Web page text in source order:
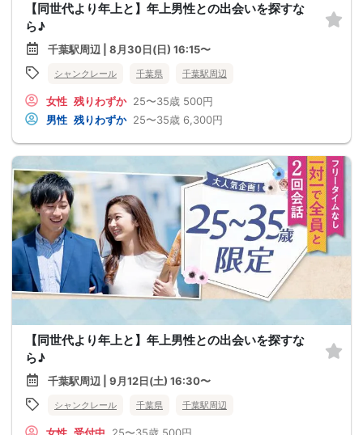
【同世代より年上と】年上男性との出会いを探すな
ら♪
千葉駅周辺 | 8月30日(日) 16:15〜
シャンクレール 千葉県 千葉駅周辺
女性 残りわずか 25〜35歳 500円
男性 残りわずか 25〜35歳 6,300円
【同世代より年上と】年上男性との出会いを探すな
ら♪
千葉駅周辺 | 9月12日(土) 16:30〜
シャンクレール 千葉県 千葉駅周辺
女性 受付中 25〜35歳 500円